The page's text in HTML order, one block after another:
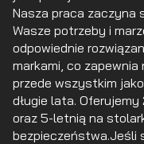
Nasza praca zaczyna
Wasze potrzeby i
odpowiednie
markami, co
przede wszystkim
długie lata.
oraz 5-letnią na
bezpieczeństwa.Jeśli